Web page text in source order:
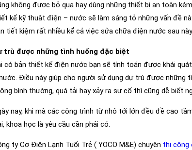
không được bỏ qua hay dùng những thiết bị an toàn
kế kỹ thuật điện – nước sẽ làm sáng tỏ những vấn đề
tiết kiệm rất nhiều kể cả việc sửa chữa điện nước sau
trù được những tình huống đặc biệt
có bản thiết kế điện nước bạn sẽ tính toán được khái
Điều này giúp cho người sử dụng dự trù được những
bình thường, quá tải hay xảy ra sự cố thì cũng dễ biết
nay, khi mà các công trình từ nhỏ tới lớn đều đề cao
khoa học là yêu cầu cần phải có.
ty Cơ Điện Lạnh Tuổi Trẻ ( YOCO M&E) chuyên thi công